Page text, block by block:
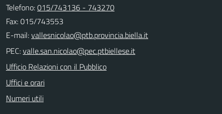
Telefono:015/743136 - 743270
Fax: 015/743553
E-mail:
PEC:
Ufficio Relazioni con il Pubblico
Uffici e orari
Numeri utili